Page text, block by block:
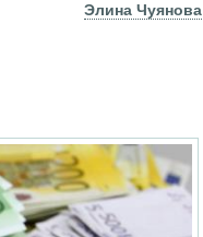
Элина Чуянова